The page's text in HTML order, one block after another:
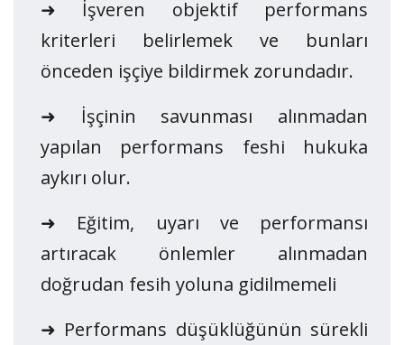
➜ İşveren objektif performans
kriterleri belirlemek ve bunları
önceden işçiye bildirmek zorundadır.
➜ İşçinin savunması alınmadan
yapılan performans feshi hukuka
aykırı olur.
➜ Eğitim, uyarı ve performansı
artıracak önlemler alınmadan
doğrudan fesih yoluna gidilmemeli
➜ Performans düşüklüğünün sürekli